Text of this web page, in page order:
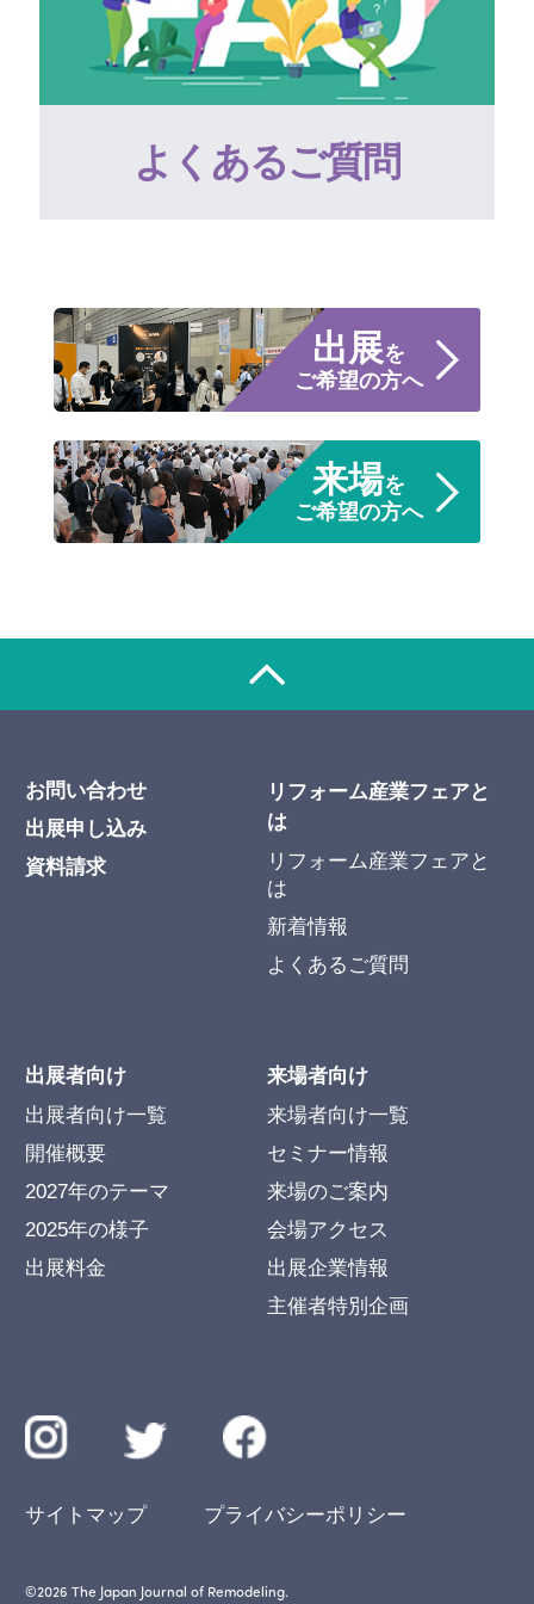
よくあるご質問
出展を
ご希望の方へ
来場を
ご希望の方へ
お問い合わせ
出展申し込み
資料請求
リフォーム産業フェアと
は
リフォーム産業フェアと
は
新着情報
よくあるご質問
出展者向け
出展者向け一覧
開催概要
2027年のテーマ
2025年の様子
出展料金
来場者向け
来場者向け一覧
セミナー情報
来場のご案内
会場アクセス
出展企業情報
主催者特別企画
サイトマップ プライバシーポリシー
©︎2026 The Japan Journal of Remodeling.